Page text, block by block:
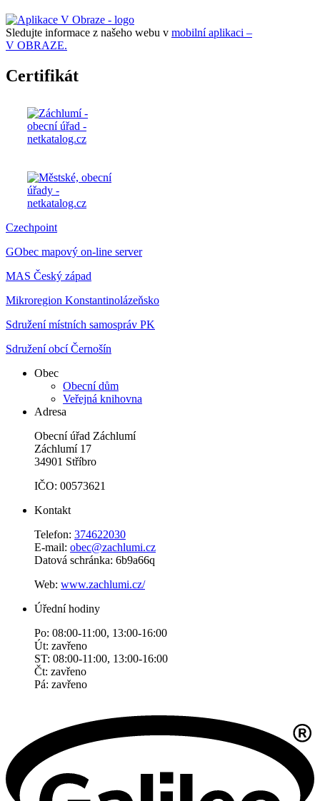
Sledujte informace z našeho webu v mobilní aplikaci –
V OBRAZE.
Certifikát
Czechpoint
GObec mapový on-line server
MAS Český západ
Mikroregion Konstantinolázeňsko
Sdružení místních samospráv PK
Sdružení obcí Černošín
Obec
Obecní dům
Veřejná knihovna
Adresa
Obecní úřad Záchlumí
Záchlumí 17
34901 Stříbro
IČO: 00573621
Kontakt
Telefon: 374622030
E-mail: obec@zachlumi.cz
Datová schránka: 6b9a66q
Web: www.zachlumi.cz/
Úřední hodiny
Po: 08:00-11:00, 13:00-16:00
Út: zavřeno
ST: 08:00-11:00, 13:00-16:00
Čt: zavřeno
Pá: zavřeno